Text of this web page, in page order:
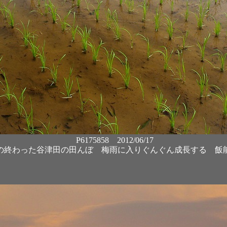
P6175858 2012/06/17
終わった谷津田の田んぼ 梅雨に入りぐんぐん成長する 飯